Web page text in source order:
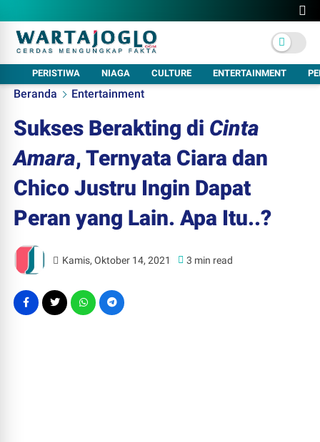
PERISTIWA NIAGA CULTURE ENTERTAINMENT
Beranda Entertainment
Sukses Berakting di Cinta
Amara, Ternyata Ciara dan
Chico Justru Ingin Dapat
Peran yang Lain. Apa Itu..?
Kamis, Oktober 14, 2021 3 min read